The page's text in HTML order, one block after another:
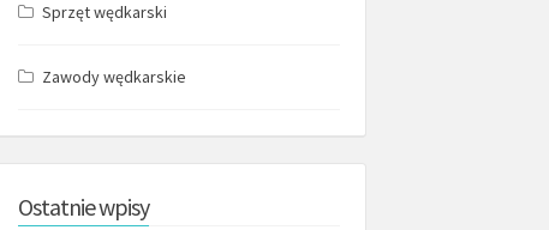
Sprzęt wędkarski
Zawody wędkarskie
Ostatnie wpisy